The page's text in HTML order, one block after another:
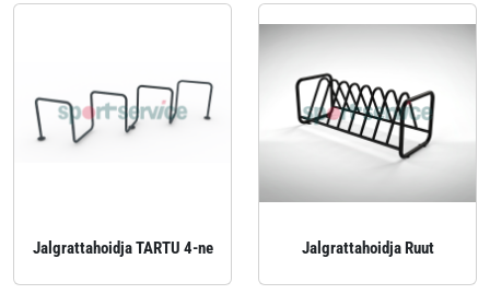
Jalgrattahoidja TARTU 4-ne Jalgrattahoidja Ruut